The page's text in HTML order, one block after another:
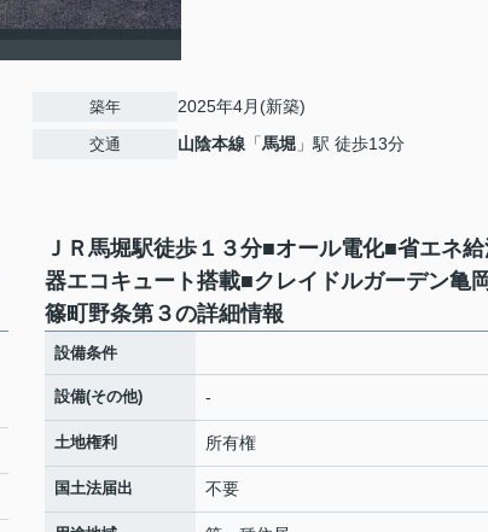
築年 2025年4月(新築)
交通 山陰本線 「馬堀 」駅 徒歩13分
ＪＲ馬堀駅徒歩１３分■オール電化■省エネ
器エコキュート搭載■クレイドルガーデン亀
篠町野条第３の詳細情報
設備条件
設備(その他) -
土地権利 所有権
国土法届出 不要